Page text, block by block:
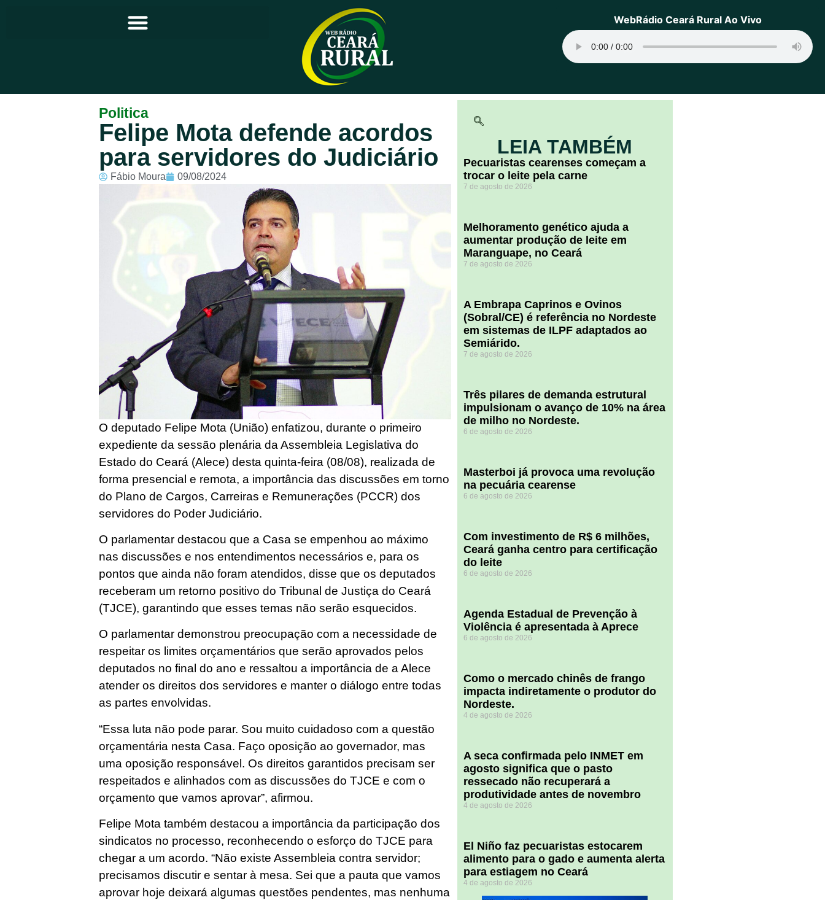
Principal
Notícias
Programação
Equipe
Contato
Sobre
WebRádio Ceará Rural Ao Vivo
Politica
Felipe Mota defende acordos
para servidores do Judiciário
Fábio Moura 09/08/2024
O deputado Felipe Mota (União) enfatizou, durante o primeiro
expediente da sessão plenária da Assembleia Legislativa do
Estado do Ceará (Alece) desta quinta-feira (08/08), realizada de
forma presencial e remota, a importância das discussões em torno
do Plano de Cargos, Carreiras e Remunerações (PCCR) dos
servidores do Poder Judiciário.
O parlamentar destacou que a Casa se empenhou ao máximo
nas discussões e nos entendimentos necessários e, para os
pontos que ainda não foram atendidos, disse que os deputados
receberam um retorno positivo do Tribunal de Justiça do Ceará
(TJCE), garantindo que esses temas não serão esquecidos.
O parlamentar demonstrou preocupação com a necessidade de
respeitar os limites orçamentários que serão aprovados pelos
deputados no final do ano e ressaltou a importância de a Alece
atender os direitos dos servidores e manter o diálogo entre todas
as partes envolvidas.
“Essa luta não pode parar. Sou muito cuidadoso com a questão
orçamentária nesta Casa. Faço oposição ao governador, mas
uma oposição responsável. Os direitos garantidos precisam ser
respeitados e alinhados com as discussões do TJCE e com o
orçamento que vamos aprovar”, afirmou.
Felipe Mota também destacou a importância da participação dos
sindicatos no processo, reconhecendo o esforço do TJCE para
chegar a um acordo. “Não existe Assembleia contra servidor;
precisamos discutir e sentar à mesa. Sei que a pauta que vamos
aprovar hoje deixará algumas questões pendentes, mas nenhuma
LEIA TAMBÉM
Pecuaristas cearenses começam a
trocar o leite pela carne
7 de agosto de 2026
Melhoramento genético ajuda a
aumentar produção de leite em
Maranguape, no Ceará
7 de agosto de 2026
A Embrapa Caprinos e Ovinos
(Sobral/CE) é referência no Nordeste
em sistemas de ILPF adaptados ao
Semiárido.
7 de agosto de 2026
​Três pilares de demanda estrutural
impulsionam o avanço de 10% na área
de milho no Nordeste.
6 de agosto de 2026
Masterboi já provoca uma revolução
na pecuária cearense
6 de agosto de 2026
Com investimento de R$ 6 milhões,
Ceará ganha centro para certificação
do leite
6 de agosto de 2026
Agenda Estadual de Prevenção à
Violência é apresentada à Aprece
6 de agosto de 2026
​Como o mercado chinês de frango
impacta indiretamente o produtor do
Nordeste.
4 de agosto de 2026
A seca confirmada pelo INMET em
agosto significa que o pasto
ressecado não recuperará a
produtividade antes de novembro
4 de agosto de 2026
El Niño faz pecuaristas estocarem
alimento para o gado e aumenta alerta
para estiagem no Ceará
4 de agosto de 2026